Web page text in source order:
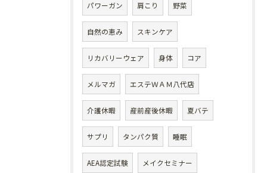
パワーガン 肩こり 野菜
自然の恵み スキンケア
リカバリーウェア 身体 コア
メルマガ エステＷＡＭ八代店
介護休暇 産前産後休暇 夏バテ
サプリ タンパク質 睡眠
AEA認定試験 メイクセミナー